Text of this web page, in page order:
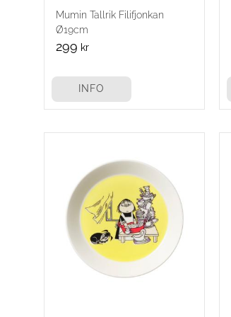
Mumin Tallrik Filifjonkan
Ø19cm
299 kr
INFO